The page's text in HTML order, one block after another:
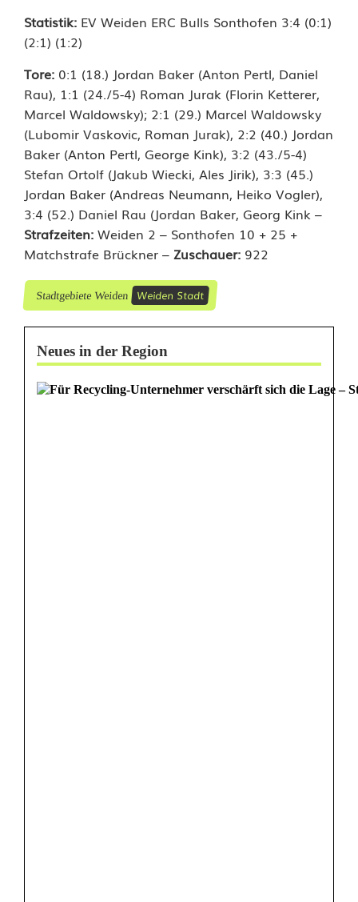
Statistik: EV Weiden ERC Bulls Sonthofen 3:4 (0:1)
(2:1) (1:2)
Tore: 0:1 (18.) Jordan Baker (Anton Pertl, Daniel
Rau), 1:1 (24./5-4) Roman Jurak (Florin Ketterer,
Marcel Waldowsky); 2:1 (29.) Marcel Waldowsky
(Lubomir Vaskovic, Roman Jurak), 2:2 (40.) Jordan
Baker (Anton Pertl, George Kink), 3:2 (43./5-4)
Stefan Ortolf (Jakub Wiecki, Ales Jirik), 3:3 (45.)
Jordan Baker (Andreas Neumann, Heiko Vogler),
3:4 (52.) Daniel Rau (Jordan Baker, Georg Kink –
Strafzeiten: Weiden 2 – Sonthofen 10 + 25 +
Matchstrafe Brückner – Zuschauer: 922
Stadtgebiete Weiden Weiden Stadt
Neues in der Region